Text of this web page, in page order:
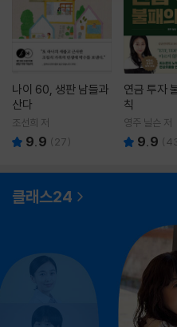
나이 60, 생판 남들과
산다
조선희 저
9.9 ( 27)
연금 투자
칙
영주 닐슨 저
9.9 (
클래스24